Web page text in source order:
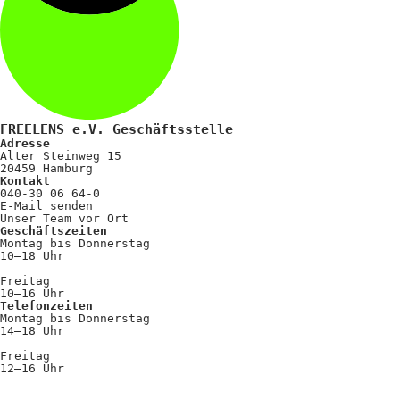
FREELENS e.V. Geschäftsstelle
Adresse
Alter Steinweg 15
20459 Hamburg
Kontakt
040-30 06 64-0
E-Mail senden
Unser Team vor Ort
Geschäftszeiten
Montag bis Donnerstag
10–18 Uhr
Freitag
10–16 Uhr
Telefonzeiten
Montag bis Donnerstag
14–18 Uhr
Freitag
12–16 Uhr